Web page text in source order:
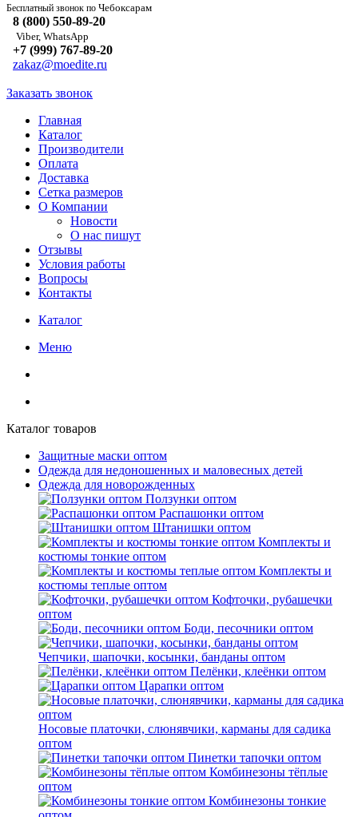
Бесплатный звонок по Чебоксарам
8 (800) 550-89-20
Viber, WhatsApp
+7 (999) 767-89-20
zakaz@moedite.ru
Заказать звонок
Главная
Каталог
Производители
Оплата
Доставка
Сетка размеров
О Компании
Новости
О нас пишут
Отзывы
Условия работы
Вопросы
Контакты
Каталог
Меню
Каталог товаров
Защитные маски оптом
Одежда для недоношенных и маловесных детей
Одежда для новорожденных
Ползунки оптом
Распашонки оптом
Штанишки оптом
Комплекты и
костюмы тонкие оптом
Комплекты и
костюмы теплые оптом
Кофточки, рубашечки
оптом
Боди, песочники оптом
Чепчики, шапочки, косынки, банданы оптом
Пелёнки, клеёнки оптом
Царапки оптом
Носовые платочки, слюнявчики, карманы для садика
оптом
Пинетки тапочки оптом
Комбинезоны тёплые
оптом
Комбинезоны тонкие